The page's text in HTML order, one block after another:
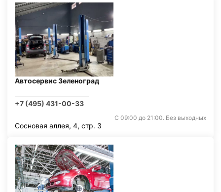
Автосервис Зеленоград
+7 (495) 431-00-33
С 09:00 до 21:00. Без выходных
Сосновая аллея, 4, стр. 3